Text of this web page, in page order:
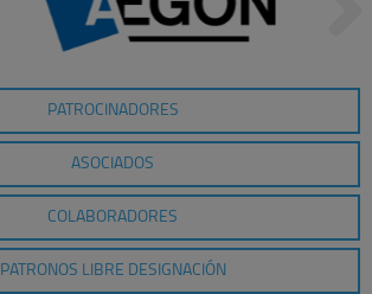
PATROCINADORES
ASOCIADOS
COLABORADORES
PATRONOS LIBRE DESIGNACIÓN